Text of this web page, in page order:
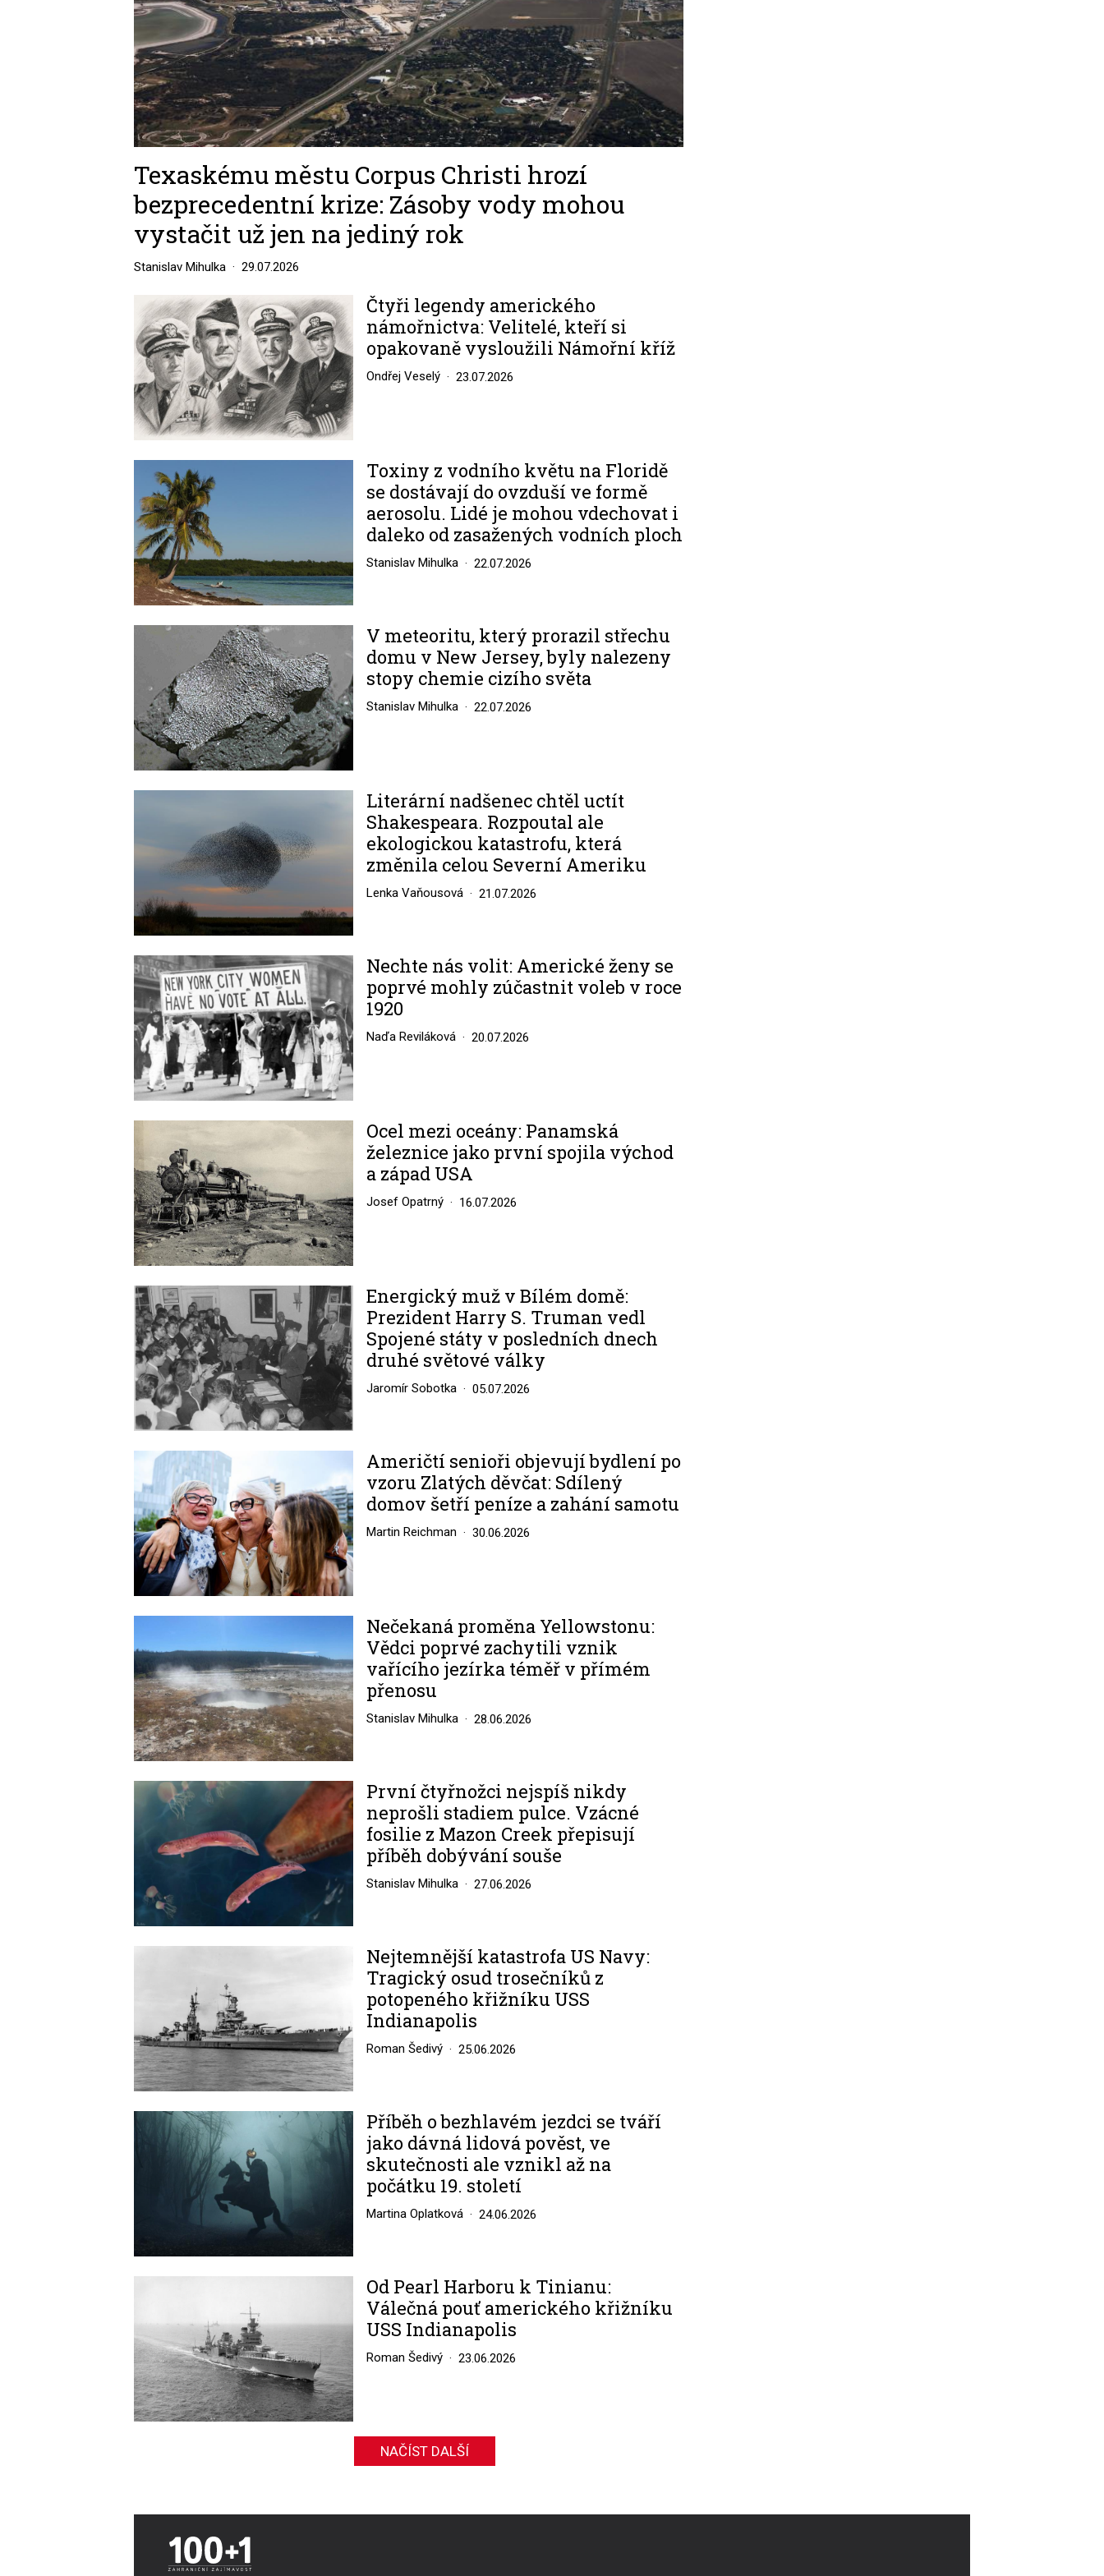
Texaskému městu Corpus Christi hrozí
bezprecedentní krize: Zásoby vody mohou
vystačit už jen na jediný rok
Stanislav Mihulka 29.07.2026
Image
Čtyři legendy amerického
námořnictva: Velitelé, kteří si
opakovaně vysloužili Námořní kříž
Ondřej Veselý 23.07.2026
Image
Toxiny z vodního květu na Floridě
se dostávají do ovzduší ve formě
aerosolu. Lidé je mohou vdechovat i
daleko od zasažených vodních ploch
Stanislav Mihulka 22.07.2026
Image
V meteoritu, který prorazil střechu
domu v New Jersey, byly nalezeny
stopy chemie cizího světa
Stanislav Mihulka 22.07.2026
Literární nadšenec chtěl uctít
Shakespeara. Rozpoutal ale
ekologickou katastrofu, která
změnila celou Severní Ameriku
Lenka Vaňousová 21.07.2026
Image
Nechte nás volit: Americké ženy se
poprvé mohly zúčastnit voleb v roce
1920
Naďa Reviláková 20.07.2026
Ocel mezi oceány: Panamská
železnice jako první spojila východ
a západ USA
Josef Opatrný 16.07.2026
Image
Energický muž v Bílém domě:
Prezident Harry S. Truman vedl
Spojené státy v posledních dnech
druhé světové války
Jaromír Sobotka 05.07.2026
Image
Američtí senioři objevují bydlení po
vzoru Zlatých děvčat: Sdílený
domov šetří peníze a zahání samotu
Martin Reichman 30.06.2026
Nečekaná proměna Yellowstonu:
Vědci poprvé zachytili vznik
vařícího jezírka téměř v přímém
přenosu
Stanislav Mihulka 28.06.2026
Image
První čtyřnožci nejspíš nikdy
neprošli stadiem pulce. Vzácné
fosilie z Mazon Creek přepisují
příběh dobývání souše
Stanislav Mihulka 27.06.2026
Nejtemnější katastrofa US Navy:
Tragický osud trosečníků z
potopeného křižníku USS
Indianapolis
Roman Šedivý 25.06.2026
Image
Příběh o bezhlavém jezdci se tváří
jako dávná lidová pověst, ve
skutečnosti ale vznikl až na
počátku 19. století
Martina Oplatková 24.06.2026
Od Pearl Harboru k Tinianu:
Válečná pouť amerického křižníku
USS Indianapolis
Roman Šedivý 23.06.2026
NAČÍST DALŠÍ